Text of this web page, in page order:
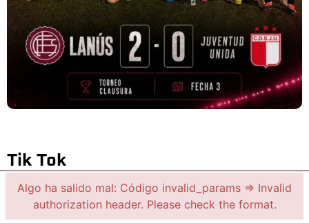
Tik Tok
Algo ha salido mal: Código invalid_params => Invalid
authorization header. Please check the format.